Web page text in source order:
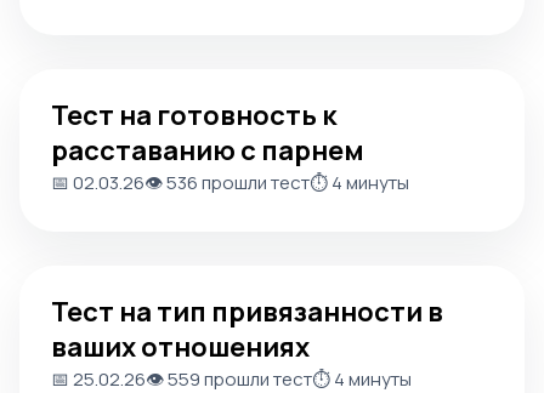
Тест на готовность к
расставанию с парнем
📅 02.03.26👁️ 536 прошли тест⏱️ 4 минуты
Тест на тип привязанности в
ваших отношениях
📅 25.02.26👁️ 559 прошли тест⏱️ 4 минуты